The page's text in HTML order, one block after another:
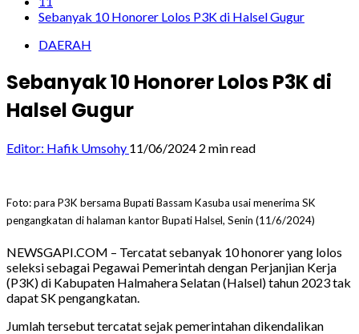
Sebanyak 10 Honorer Lolos P3K di Halsel Gugur
DAERAH
Sebanyak 10 Honorer Lolos P3K di
Halsel Gugur
Editor: Hafik Umsohy 11/06/2024 2 min read
Foto: para P3K bersama Bupati Bassam Kasuba usai menerima SK
pengangkatan di halaman kantor Bupati Halsel, Senin (11/6/2024)
NEWSGAPI.COM – Tercatat sebanyak 10 honorer yang lolos
seleksi sebagai Pegawai Pemerintah dengan Perjanjian Kerja
(P3K) di Kabupaten Halmahera Selatan (Halsel) tahun 2023 tak
dapat SK pengangkatan.
Jumlah tersebut tercatat sejak pemerintahan dikendalikan